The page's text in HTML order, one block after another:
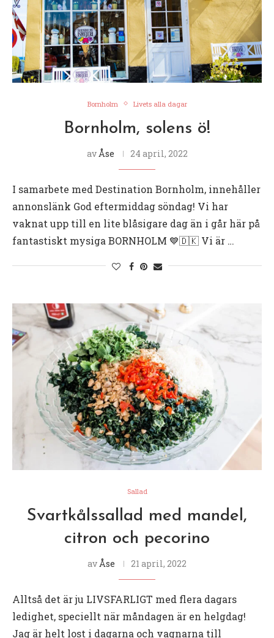
Bornholm Livets alla dagar
Bornholm, solens ö!
av Åse 24 april, 2022
I samarbete med Destination Bornholm, innehåller
annonslänk God eftermiddag söndag! Vi har
vaknat upp till en lite blåsigare dag än i går här på
fantastiskt mysiga BORNHOLM 💙🇩🇰 Vi är …
Sallad
Svartkålssallad med mandel,
citron och pecorino
av Åse 21 april, 2022
Alltså det är ju LIVSFARLIGT med flera dagars
ledighet, speciellt när måndagen är en helgdag!
Jag är helt lost i dagarna och vagnarna till